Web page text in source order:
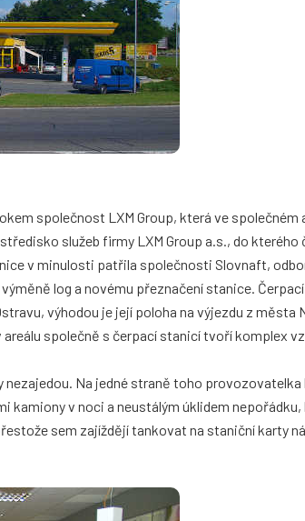
společnost LXM Group, která ve
služeb firmy LXM Group a.s., do
v minulosti patřila společnosti Slovnaft,
log a novému přeznačení stanice.
výhodou je její poloha na výjezdu z města
společně s čerpací stanicí tvoří komplex
Na jedné straně toho provozovatelka
kamiony v noci a neustálým úklidem
sem zajíždějí tankovat na staniční karty